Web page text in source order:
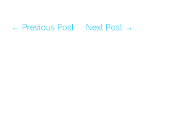
← Previous Post Next Post →